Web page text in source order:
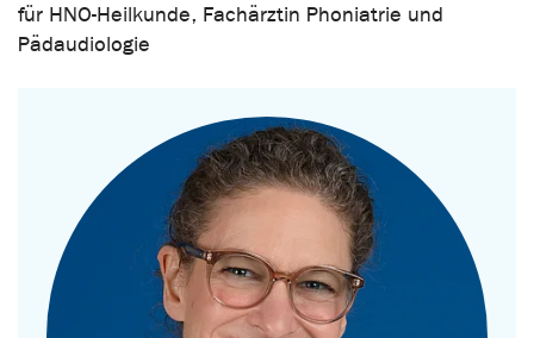
für HNO-Heilkunde, Fachärztin Phoniatrie und
Pädaudiologie